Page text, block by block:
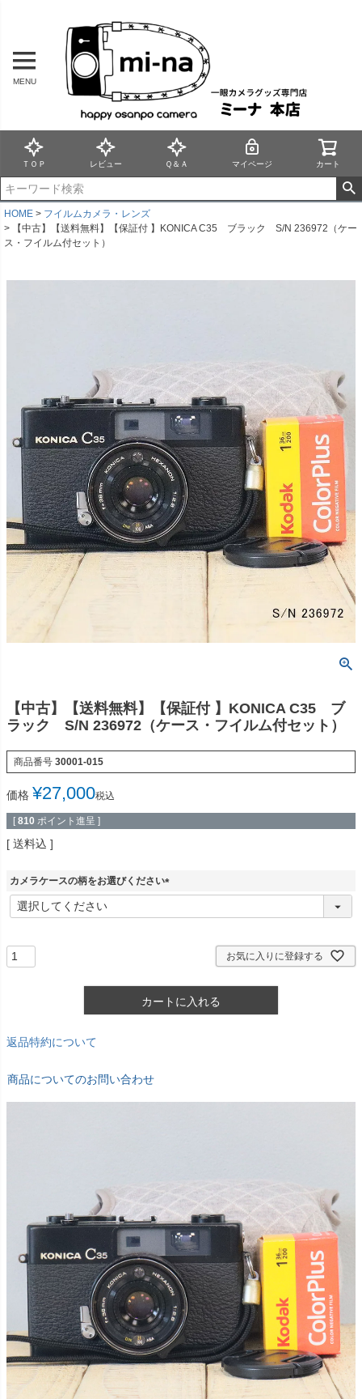
MENU
ＴＯＰ レビュー Ｑ＆Ａ マイページ カート
HOME
フイルムカメラ・レンズ
【中古】【送料無料】【保証付 】KONICA C35 ブラック S/N 236972（ケー
ス・フイルム付セット）
【中古】【送料無料】【保証付 】KONICA C35 ブ
ラック S/N 236972（ケース・フイルム付セット）
商品番号 30001-015
価格 ¥27,000税込
[ 810 ポイント進呈 ]
送料込
カメラケースの柄をお選びください
(
お気に入りに登録する
カートに入れる
返品特約について
商品についてのお問い合わせ